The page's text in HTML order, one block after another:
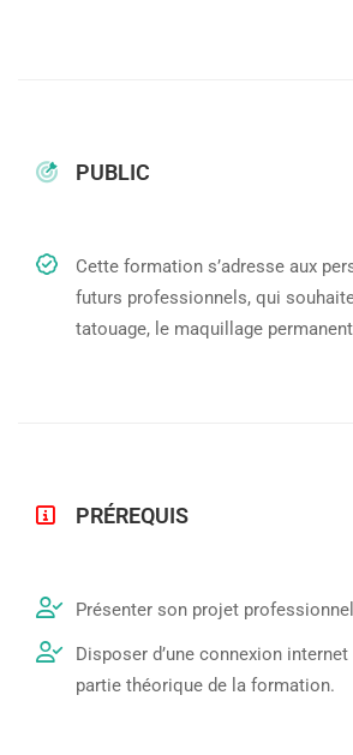
PUBLIC
Cette formation s’adresse aux
futurs professionnels, qui
tatouage, le maquillage
PRÉREQUIS
Présenter son projet
Disposer d’une connexion
partie théorique de la formation.